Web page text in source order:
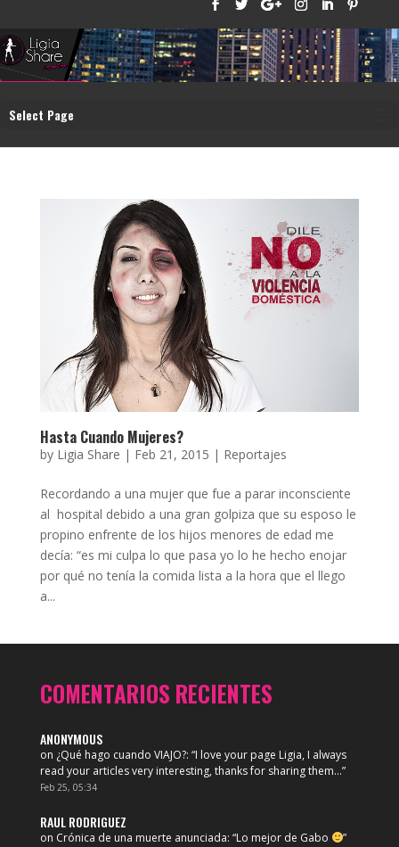
Select Page
Hasta Cuando Mujeres?
by Ligia Share | Feb 21, 2015 | Reportajes
Recordando a una mujer que fue a parar inconsciente
al hospital debido a una gran golpiza que su esposo le
propino enfrente de los hijos menores de edad me
decía: “es mi culpa lo que pasa yo lo he hecho enojar
por qué no tenía la comida lista a la hora que el llego
a...
COMENTARIOS RECIENTES
ANONYMOUS
on ¿Qué hago cuando VIAJO?: “I love your page Ligia, I always
read your articles very interesting, thanks for sharing them…”
Feb 25, 05:34
RAUL RODRIGUEZ
on Crónica de una muerte anunciada: “Lo mejor de Gabo ”